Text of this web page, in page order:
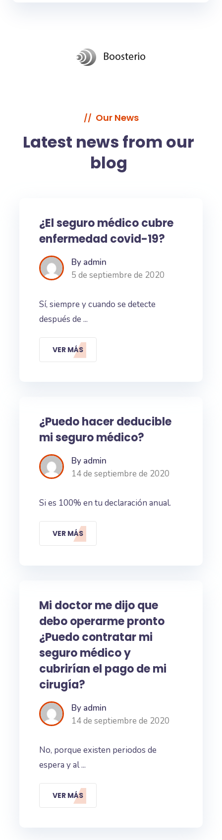
// Our News
Latest news from our
blog
¿El seguro médico cubre
enfermedad covid-19?
By admin
5 de septiembre de 2020
Sí, siempre y cuando se detecte
después de ...
VER MÁS
¿Puedo hacer deducible
mi seguro médico?
By admin
14 de septiembre de 2020
Si es 100% en tu declaración anual.
VER MÁS
Mi doctor me dijo que
debo operarme pronto
¿Puedo contratar mi
seguro médico y
cubrirían el pago de mi
cirugía?
By admin
14 de septiembre de 2020
No, porque existen periodos de
espera y al ...
VER MÁS